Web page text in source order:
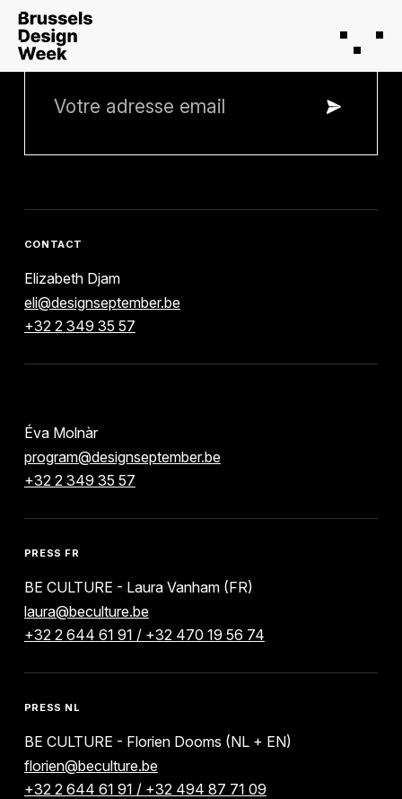
RESTEZ INFORMÉ
CONTACT
Elizabeth Djam
eli@designseptember.be
+32 2 349 35 57
Éva Molnàr
program@designseptember.be
+32 2 349 35 57
PRESS FR
BE CULTURE - Laura Vanham (FR)
laura@beculture.be
+32 2 644 61 91 / +32 470 19 56 74
PRESS NL
BE CULTURE - Florien Dooms (NL + EN)
florien@beculture.be
+32 2 644 61 91 / +32 494 87 71 09